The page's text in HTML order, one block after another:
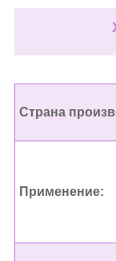
Страна
Применение: